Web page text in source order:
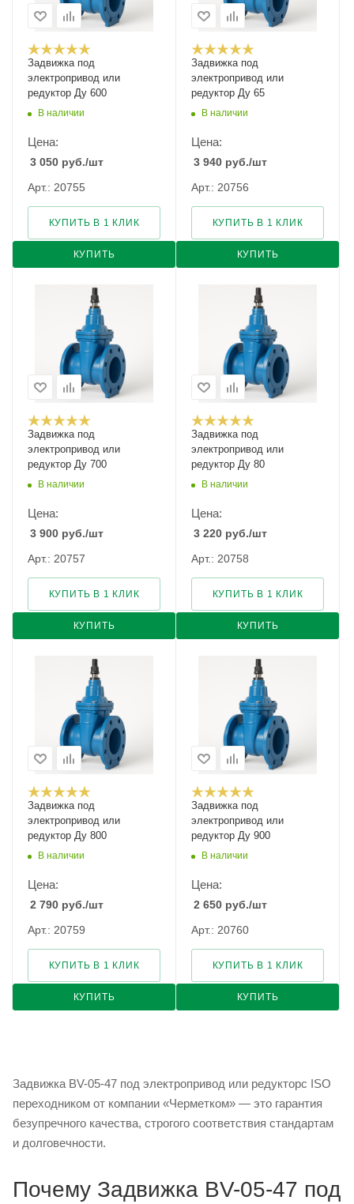
Задвижка под
электропривод или
редуктор Ду 600
В наличии
Цена:
3 050 руб./шт
Арт.: 20755
КУПИТЬ
КУПИТЬ В 1 КЛИК
Задвижка под
электропривод или
редуктор Ду 65
В наличии
Цена:
3 940 руб./шт
Арт.: 20756
КУПИТЬ
КУПИТЬ В 1 КЛИК
Задвижка под
электропривод или
редуктор Ду 700
В наличии
Цена:
3 900 руб./шт
Арт.: 20757
КУПИТЬ
КУПИТЬ В 1 КЛИК
Задвижка под
электропривод или
редуктор Ду 80
В наличии
Цена:
3 220 руб./шт
Арт.: 20758
КУПИТЬ
КУПИТЬ В 1 КЛИК
Задвижка под
электропривод или
редуктор Ду 800
В наличии
Цена:
2 790 руб./шт
Арт.: 20759
КУПИТЬ
КУПИТЬ В 1 КЛИК
Задвижка под
электропривод или
редуктор Ду 900
В наличии
Цена:
2 650 руб./шт
Арт.: 20760
КУПИТЬ
КУПИТЬ В 1 КЛИК
Задвижка BV-05-47 под электропривод или редукторс ISO
переходником от компании «Черметком» — это гарантия
безупречного качества, строгого соответствия стандартам
и долговечности.
Почему Задвижка BV-05-47 под